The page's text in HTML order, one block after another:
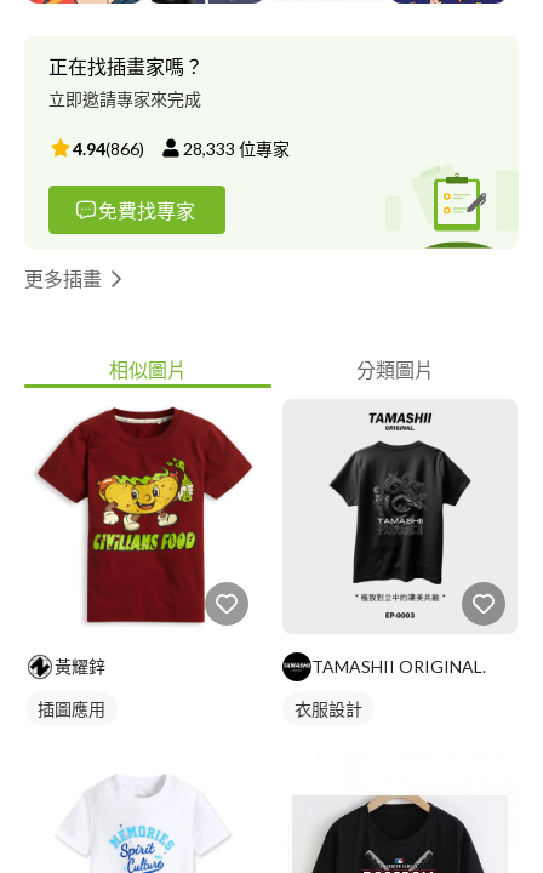
正在找插畫家嗎？
立即邀請專家來完成
4.94(866) 28,333 位專家
免費找專家
更多插畫
相似圖片 分類圖片
黃耀鋅
插圖應用
TAMASHII ORIGINAL.
衣服設計